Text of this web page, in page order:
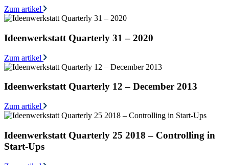
Zum artikel
Ideenwerkstatt Quarterly 31 – 2020
Zum artikel
Ideenwerkstatt Quarterly 12 – December 2013
Zum artikel
Ideenwerkstatt Quarterly 25 2018 – Controlling in
Start-Ups